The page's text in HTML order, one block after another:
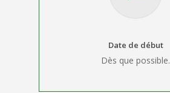
Date de début
Dès que possible.